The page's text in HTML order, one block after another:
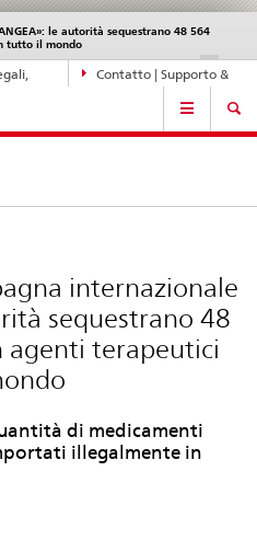
Contatto | Supporto &
le autorità sequestrano 48 564
tutto il mondo
DE IT
internazionale
sequestrano 48
agenti terapeutici
di medicamenti
illegalmente in